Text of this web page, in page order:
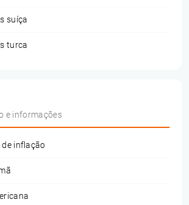
suíça
turca
e informações
inflação